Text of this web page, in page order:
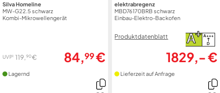
Silva Homeline
MW-G22.5 schwarz
Kombi-Mikrowellengerät
UVP1 119,90€ 84,99€
Lagernd
elektrabregenz
MBD76170BRB schwarz
Einbau-Elektro-Backofen
Produktdatenblatt
A+++
D
A+
1829,- €
Lieferzeit auf Anfrage